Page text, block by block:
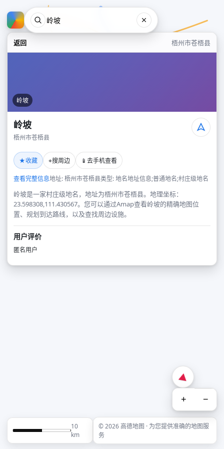
返回 梧州市苍梧县
岭坡
岭坡
梧州市苍梧县
★收藏 ⌖搜周边 📱 去手机查看
查看完整信息地址: 梧州市苍梧县类型: 地名地址信息;普通地名;村庄级地名
岭坡是一家村庄级地名，地址为梧州市苍梧县。地理坐标：
23.598308,111.430567。您可以通过Amap查看岭坡的精确地图位
置、规划到达路线，以及查找周边设施。
用户评价
匿名用户
+ −
10
km
© 2026 高德地图 · 为您提供准确的地图服
务